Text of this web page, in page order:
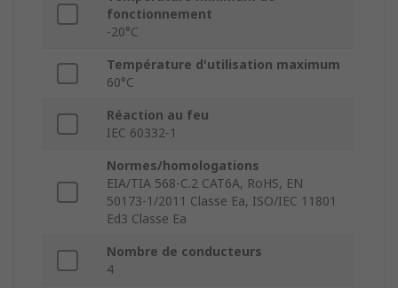
fonctionnement
-20°C
Température d'utilisation maximum
60°C
Réaction au feu
IEC 60332-1
Normes/homologations
EIA/TIA 568-C.2 CAT6A, RoHS, EN
50173-1/2011 Classe Ea, ISO/IEC 11801
Ed3 Classe Ea
Nombre de conducteurs
4